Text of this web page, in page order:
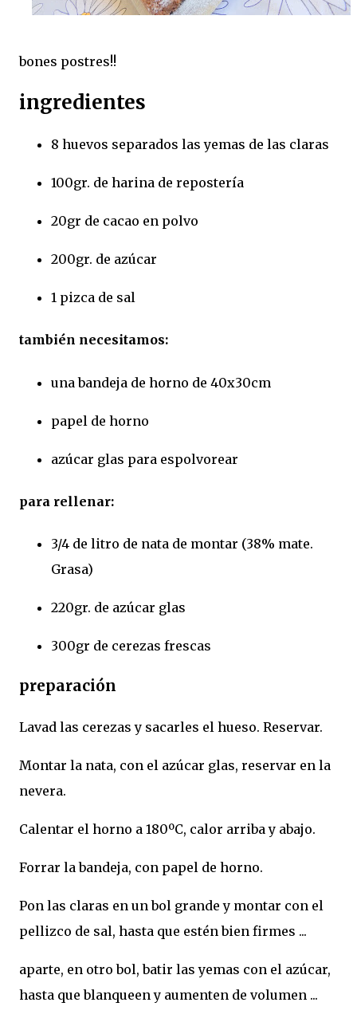
bones postres!!
ingredientes
8 huevos separados las yemas de las claras
100gr. de harina de repostería
20gr de cacao en polvo
200gr. de azúcar
1 pizca de sal
también necesitamos:
una bandeja de horno de 40x30cm
papel de horno
azúcar glas para espolvorear
para rellenar:
3/4 de litro de nata de montar (38% mate.
Grasa)
220gr. de azúcar glas
300gr de cerezas frescas
preparación
Lavad las cerezas y sacarles el hueso. Reservar.
Montar la nata, con el azúcar glas, reservar en la
nevera.
Calentar el horno a 180ºC, calor arriba y abajo.
Forrar la bandeja, con papel de horno.
Pon las claras en un bol grande y montar con el
pellizco de sal, hasta que estén bien firmes ...
aparte, en otro bol, batir las yemas con el azúcar,
hasta que blanqueen y aumenten de volumen ...